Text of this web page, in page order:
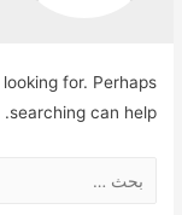
for. Perhaps
searching can help.